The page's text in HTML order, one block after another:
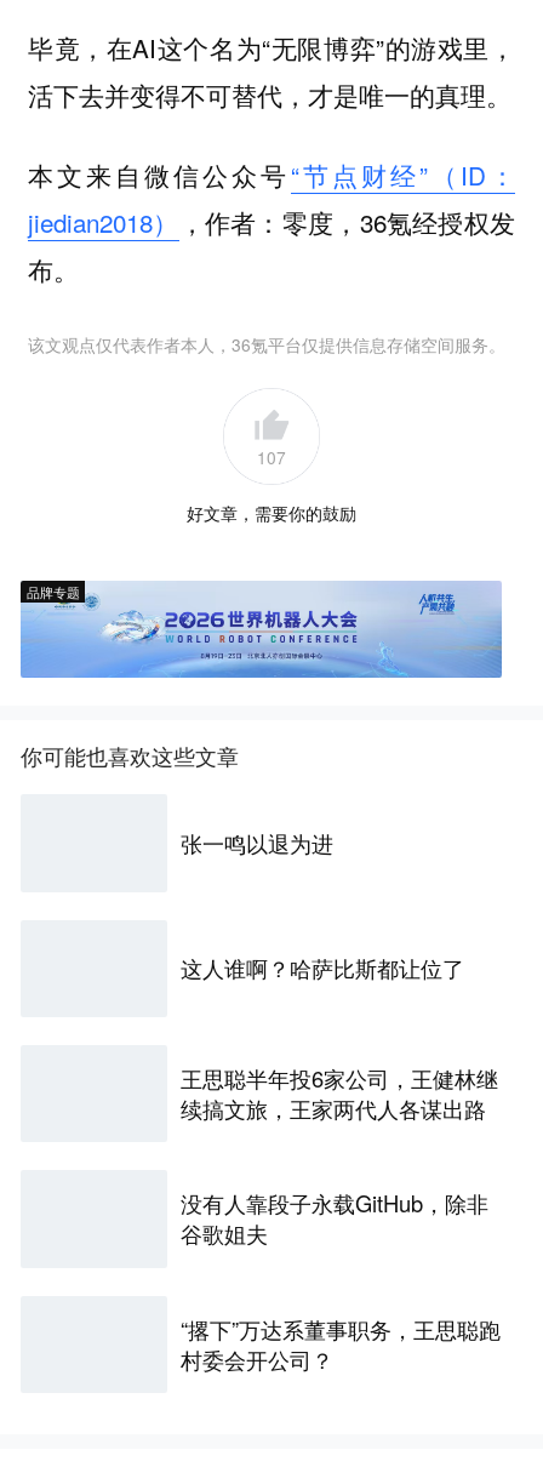
毕竟，在AI这个名为“无限博弈”的游戏里，
活下去并变得不可替代，才是唯一的真理。
本文来自微信公众号“节点财经”（ID：
jiedian2018）
，作者：零度，36氪经授权发
布。
该文观点仅代表作者本人，36氪平台仅提供信息存储空间服务。
107
好文章，需要你的鼓励
品牌专题
你可能也喜欢这些文章
张一鸣以退为进
这人谁啊？哈萨比斯都让位了
王思聪半年投6家公司，王健林继
续搞文旅，王家两代人各谋出路
没有人靠段子永载GitHub，除非
谷歌姐夫
“撂下”万达系董事职务，王思聪跑
村委会开公司？